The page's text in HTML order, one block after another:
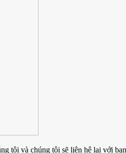
tôi và chúng tôi sẽ liên hệ lại với